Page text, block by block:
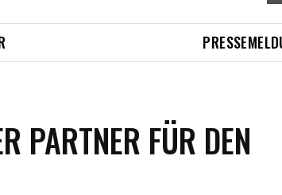
PARTNER FÜR DEN